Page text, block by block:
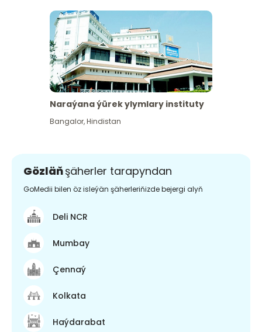
Naraýana ýürek ylymlary instituty
Bangalor,Hindistan
Gözläňşäherler tarapyndan
GoMedii bilen öz isleýän şäherleriňizde bejergi alyň
Deli NCR
Mumbay
Çennaý
Kolkata
Haýdarabat